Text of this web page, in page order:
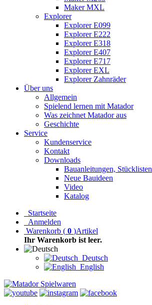
Maker MXL
Explorer
Explorer E099
Explorer E222
Explorer E318
Explorer E407
Explorer E717
Explorer EXL
Explorer Zahnräder
Über uns
Allgemein
Spielend lernen mit Matador
Was zeichnet Matador aus
Geschichte
Service
Kundenservice
Kontakt
Downloads
Bauanleitungen, Stücklisten
Neue Bauideen
Video
Katalog
Startseite
Anmelden
Warenkorb ( 0 )Artikel
Ihr Warenkorb ist leer.
Deutsch
English